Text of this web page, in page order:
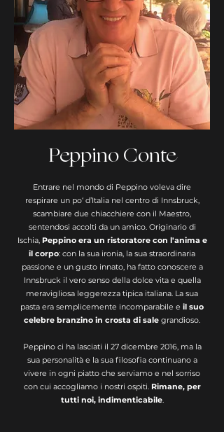
Peppino Conte
Entrare nel mondo di Peppino voleva dire
respirare un po‘ d’Italia nel centro di Innsbruck,
scambiare due chiacchiere con il Maestro,
sentendosi accolti da un amico. Originario di
Ischia, Peppino era un ristoratore con l'anima e
il corpo: con la sua ironia, la sua straordinaria
passione e un gusto innato, ha fatto conoscere a
Innsbruck il vero senso della dolce vita e quella
meravigliosa leggerezza tipica italiana. La sua
pasta era semplicemente incomparabile e il suo
celebre branzino in crosta di sale grandioso.
Peppino ci ha lasciati il 27 dicembre 2016, ma la
sua personalità e la sua filosofia continuano a
vivere in ogni piatto che serviamo e nel sorriso
con cui accogliamo i nostri ospiti. Rimane, per
tutti noi, indimenticabile.